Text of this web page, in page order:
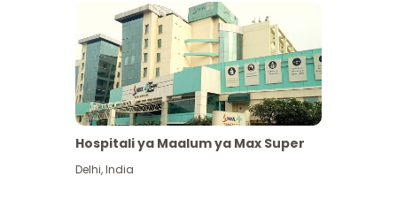
Hospitali ya Maalum ya Max Super
Delhi,India